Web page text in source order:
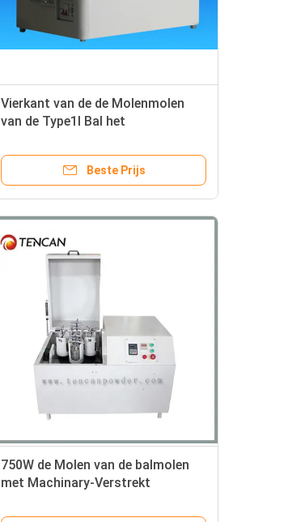
Vierkant van de de Molenmolen
van de Type1l Bal het
Met geringe geluidssterkte
Beste Prijs
750W de Molen van de balmolen
met Machinary-Verstrekt